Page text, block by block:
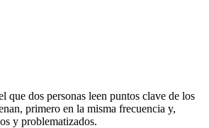
que dos personas leen puntos clave de los
primero en la misma frecuencia y,
y problematizados.